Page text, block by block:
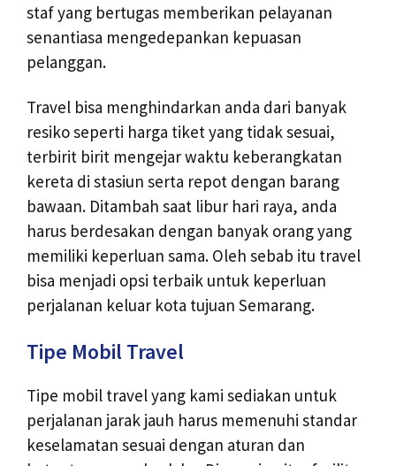
staf yang bertugas memberikan pelayanan
senantiasa mengedepankan kepuasan
pelanggan.
Travel bisa menghindarkan anda dari banyak
resiko seperti harga tiket yang tidak sesuai,
terbirit birit mengejar waktu keberangkatan
kereta di stasiun serta repot dengan barang
bawaan. Ditambah saat libur hari raya, anda
harus berdesakan dengan banyak orang yang
memiliki keperluan sama. Oleh sebab itu travel
bisa menjadi opsi terbaik untuk keperluan
perjalanan keluar kota tujuan Semarang.
Tipe Mobil Travel
Tipe mobil travel yang kami sediakan untuk
perjalanan jarak jauh harus memenuhi standar
keselamatan sesuai dengan aturan dan